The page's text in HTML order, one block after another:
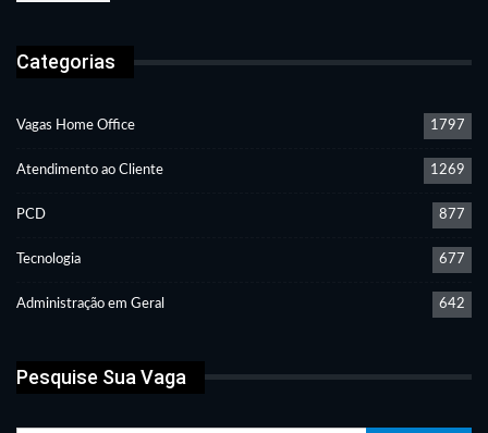
Categorias
Vagas Home Office 1797
Atendimento ao Cliente 1269
PCD 877
Tecnologia 677
Administração em Geral 642
Pesquise Sua Vaga